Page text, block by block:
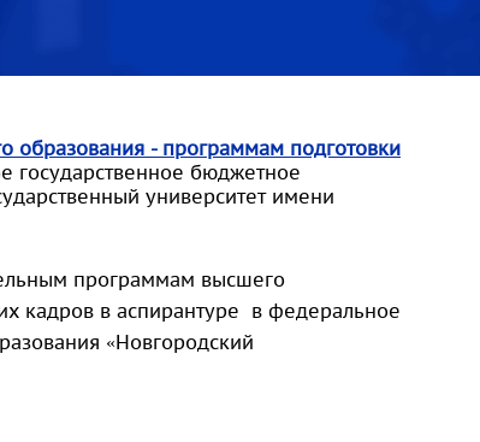
- программам подготовки
государственное бюджетное
университет имени
программам высшего
кадров в аспирантуре в федеральное
«Новгородский